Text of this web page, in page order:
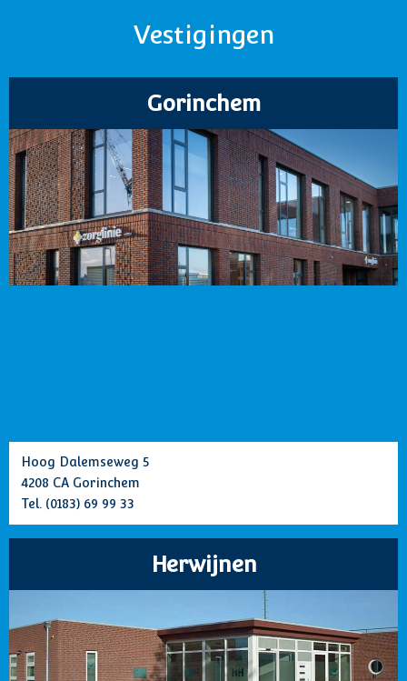
Vestigingen
Gorinchem
Hoog Dalemseweg 5
4208 CA Gorinchem
Tel. (0183) 69 99 33
Herwijnen